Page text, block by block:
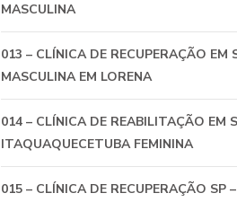
MASCULINA
013 – CLÍNICA DE RECUPERAÇÃO EM
MASCULINA EM LORENA
014 – CLÍNICA DE REABILITAÇÃO EM
ITAQUAQUECETUBA FEMININA
015 – CLÍNICA DE RECUPERAÇÃO SP